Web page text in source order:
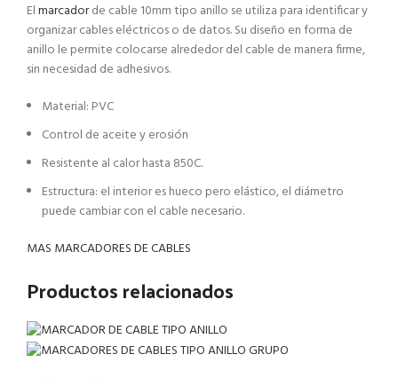
Elmarcadorde cable 10mm tipo anillo se utiliza para identificar y
organizar cables eléctricos o de datos. Su diseño en forma de
anillo le permite colocarse alrededor del cable de manera firme,
sin necesidad de adhesivos.
Material: PVC
Control de aceite y erosión
Resistente al calor hasta 850C.
Estructura: el interior es hueco pero elástico, el diámetro
puede cambiar con el cable necesario.
MAS MARCADORES DE CABLES
Productos relacionados